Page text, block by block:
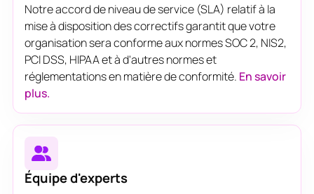
Notre accord de niveau de service (SLA) relatif à la
mise à disposition des correctifs garantit que votre
organisation sera conforme aux normes SOC 2, NIS2,
PCI DSS, HIPAA et à d'autres normes et
réglementations en matière de conformité. En savoir
plus.
Équipe d'experts